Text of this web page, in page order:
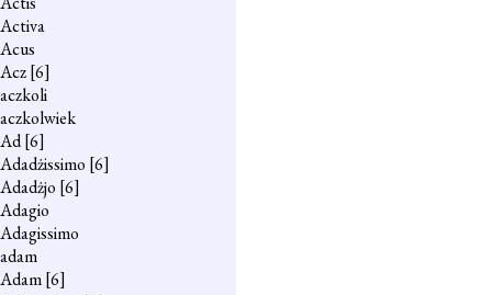
Activa
Acus
Acz[6]
aczkoli
aczkolwiek
Ad[6]
Adadżissimo [6]
Adadżjo [6]
Adagio
Adagissimo
adam
Adam[6]